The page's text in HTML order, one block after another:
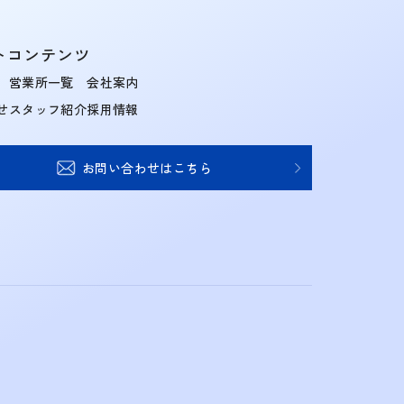
コンテンツ
営業所一覧
スタッフ紹介
会社案内
採用情報
お問い合わせはこちら